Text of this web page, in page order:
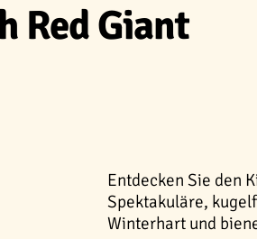
Red Giant
Entdecken Sie den
Spektakuläre,
Winterhart und